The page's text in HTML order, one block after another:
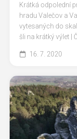
Krátká odpolední
hradu Valečov a
vytesaných do
šli na krátký výlet |
16. 7. 2020